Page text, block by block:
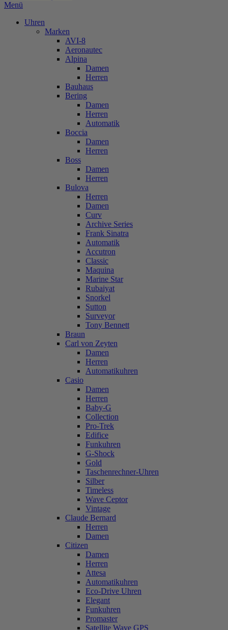
Menü
Uhren
Marken
AVI-8
Aeronautec
Alpina
Damen
Herren
Bauhaus
Bering
Damen
Herren
Automatik
Boccia
Damen
Herren
Boss
Damen
Herren
Bulova
Herren
Damen
Curv
Archive Series
Frank Sinatra
Automatik
Accutron
Classic
Maquina
Marine Star
Rubaiyat
Snorkel
Sutton
Surveyor
Tony Bennett
Braun
Carl von Zeyten
Damen
Herren
Automatikuhren
Casio
Damen
Herren
Baby-G
Collection
Pro-Trek
Edifice
Funkuhren
G-Shock
Gold
Taschenrechner-Uhren
Silber
Timeless
Wave Ceptor
Vintage
Claude Bernard
Herren
Damen
Citizen
Damen
Herren
Attesa
Automatikuhren
Eco-Drive Uhren
Elegant
Funkuhren
Promaster
Satellite Wave GPS